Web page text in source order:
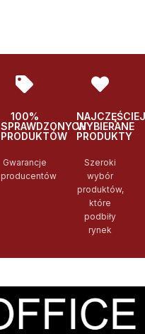
100%
SPRAWDZONYCH
PRODUKTÓW
Gwarancje
producentów
NAJCZĘŚCIEJ
WYBIERANE
PRODUKTY
Szeroki
wybór
produktów,
które
podbiły
rynek